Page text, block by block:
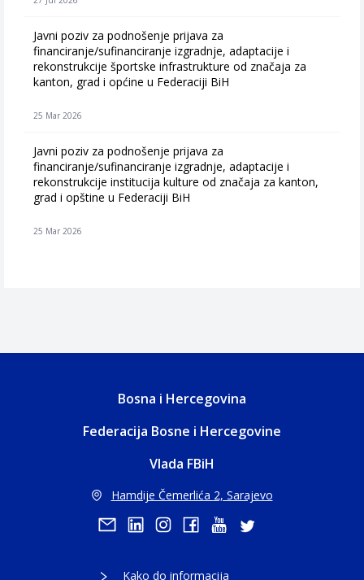
Javni poziv za podnošenje prijava za
financiranje/sufinanciranje izgradnje, adaptacije i
rekonstrukcije športske infrastrukture od značaja za
kanton, grad i općine u Federaciji BiH
25 Mar 2026
Javni poziv za podnošenje prijava za
financiranje/sufinanciranje izgradnje, adaptacije i
rekonstrukcije institucija kulture od značaja za kanton,
grad i opštine u Federaciji BiH
25 Mar 2026
Bosna i Hercegovina
Federacija Bosne i Hercegovine
Vlada FBiH
Hamdije Čemerlića 2, Sarajevo
Kako do informacija